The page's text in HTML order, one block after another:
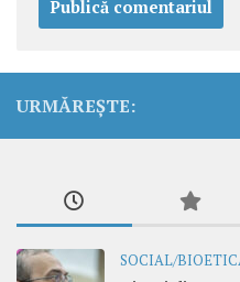
URMĂREȘTE:
SOCIAL/